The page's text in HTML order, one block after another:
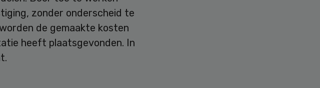
zonder onderscheid te
de gemaakte kosten
heeft plaatsgevonden. In